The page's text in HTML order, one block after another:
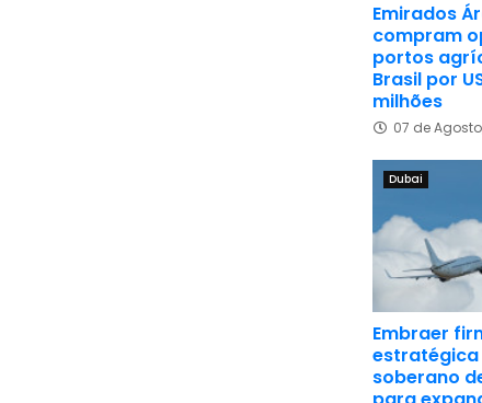
Emirados
compram
portos
Brasil por
milhões
07 de
Dubai
Embraer
soberano